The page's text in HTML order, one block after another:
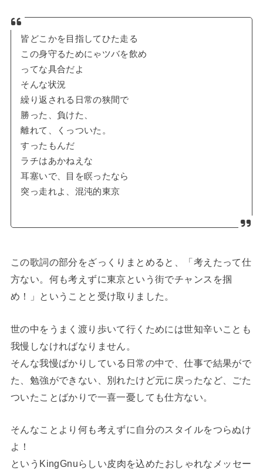
皆どこかを目指してひた走る
この身守るためにゃツバを飲め
ってな具合だよ
そんな状況
繰り返される日常の狭間で
勝った、負けた、
離れて、くっついた。
すったもんだ
ラチはあかねえな
耳塞いで、目を瞑ったなら
突っ走れよ、混沌的東京
この歌詞の部分をざっくりまとめると、「考えたって仕
方ない。何も考えずに東京という街でチャンスを掴
め！」ということと受け取りました。
世の中をうまく渡り歩いて行くためには世知辛いことも
我慢しなければなりません。
そんな我慢ばかりしている日常の中で、仕事で結果がで
た、勉強ができない、別れたけど元に戻ったなど、ごた
ついたことばかりで一喜一憂しても仕方ない。
そんなことより何も考えずに自分のスタイルをつらぬけ
よ！
というKingGnuらしい皮肉を込めたおしゃれなメッセー